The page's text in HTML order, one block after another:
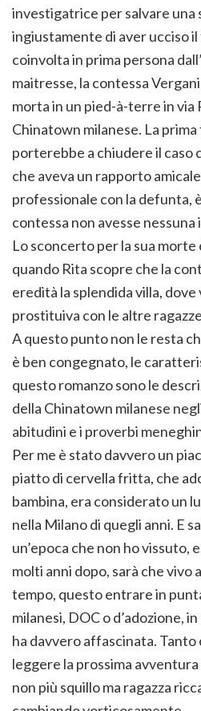
investigatrice per salvare una
ingiustamente di aver ucciso
coinvolta in prima persona
maitresse, la contessa
morta in un pied-à-terre in via
Chinatown milanese. La
porterebbe a chiudere il caso
che aveva un rapporto
professionale con la defunta,
contessa non avesse
Lo sconcerto per la sua morte
quando Rita scopre che la
eredità la splendida villa, dove
prostituiva con le altre
A questo punto non le resta
è ben congegnato, le
questo romanzo sono le
della Chinatown milanese
abitudini e i proverbi
Per me è stato davvero un
piatto di cervella fritta, che
bambina, era considerato un
nella Milano di quegli anni. E
un’epoca che non ho vissuto,
molti anni dopo, sarà che vivo
tempo, questo entrare in
milanesi, DOC o d’adozione,
ha davvero affascinata. Tanto
leggere la prossima
non più squillo ma ragazza